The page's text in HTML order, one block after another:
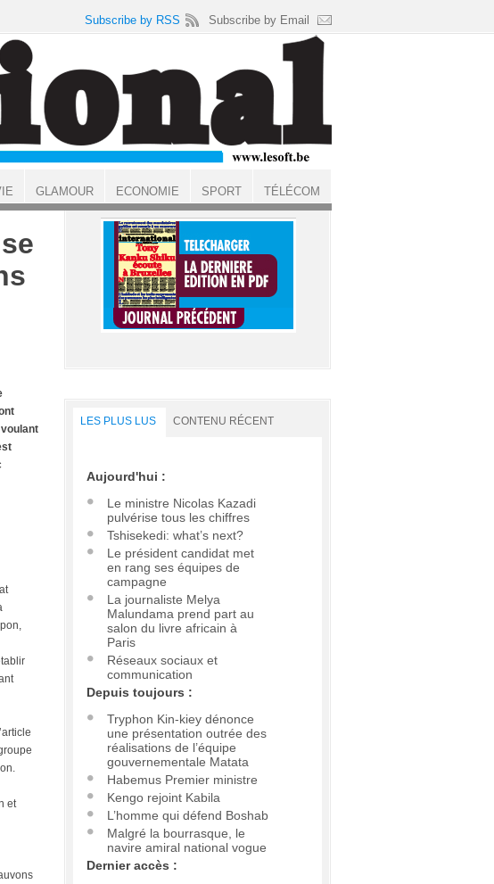
et
LES PLUS LUS CONTENU RÉCENT
Aujourd'hui :
Le ministre Nicolas Kazadi
pulvérise tous les chiffres
Tshisekedi: what’s next?
Le président candidat met
en rang ses équipes de
campagne
La journaliste Melya
Malundama prend part au
salon du livre africain à
Paris
Réseaux sociaux et
communication
Depuis toujours :
Tryphon Kin-kiey dénonce
une présentation outrée des
réalisations de l’équipe
gouvernementale Matata
Habemus Premier ministre
Kengo rejoint Kabila
L’homme qui défend Boshab
Malgré la bourrasque, le
navire amiral national vogue
Dernier accès :
Subscribe by RSS Subscribe by Email
GLAMOUR ECONOMIE SPORT TÉLÉCOM